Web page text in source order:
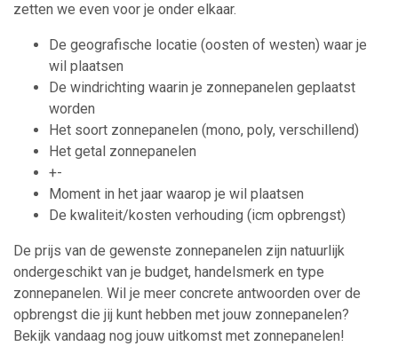
zetten we even voor je onder elkaar.
De geografische locatie (oosten of westen) waar je
wil plaatsen
De windrichting waarin je zonnepanelen geplaatst
worden
Het soort zonnepanelen (mono, poly, verschillend)
Het getal zonnepanelen
+-
Moment in het jaar waarop je wil plaatsen
De kwaliteit/kosten verhouding (icm opbrengst)
De prijs van de gewenste zonnepanelen zijn natuurlijk
ondergeschikt van je budget, handelsmerk en type
zonnepanelen. Wil je meer concrete antwoorden over de
opbrengst die jij kunt hebben met jouw zonnepanelen?
Bekijk vandaag nog jouw uitkomst met zonnepanelen!